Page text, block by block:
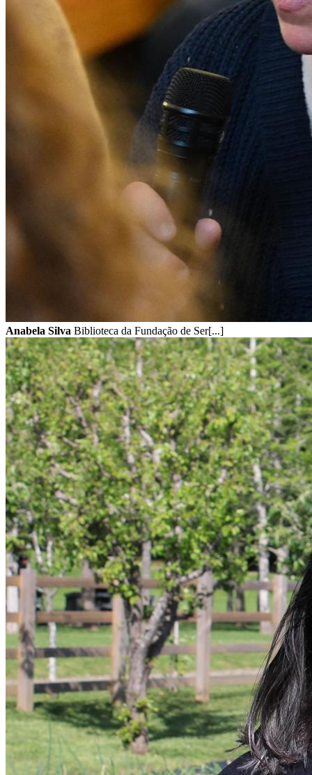
Anabela Silva Biblioteca da Fundação de Ser[...]